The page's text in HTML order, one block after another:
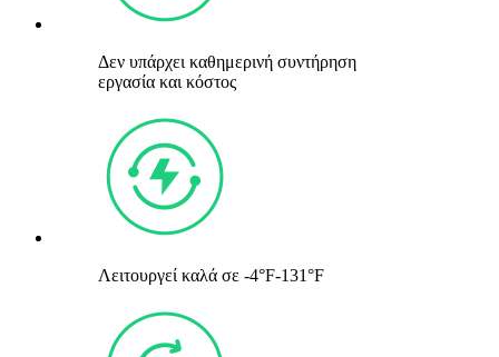
Δεν υπάρχει καθημερινή συντήρηση
εργασία και κόστος
Λειτουργεί καλά σε -4°F-131°F